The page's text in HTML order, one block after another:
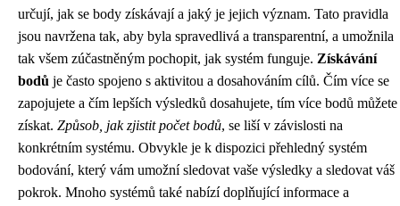
určují, jak se body získávají a jaký je jejich význam. Tato pravidla
jsou navržena tak, aby byla spravedlivá a transparentní, a umožnila
tak všem zúčastněným pochopit, jak systém funguje. Získávání
bodů je často spojeno s aktivitou a dosahováním cílů. Čím více se
zapojujete a čím lepších výsledků dosahujete, tím více bodů můžete
získat. Způsob, jak zjistit počet bodů, se liší v závislosti na
konkrétním systému. Obvykle je k dispozici přehledný systém
bodování, který vám umožní sledovat vaše výsledky a sledovat váš
pokrok. Mnoho systémů také nabízí doplňující informace a